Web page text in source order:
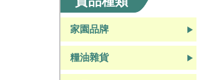
家園品牌
糧油雜貨